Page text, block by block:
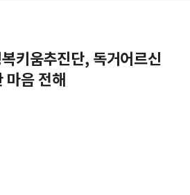
키움추진단, 독거어르신
마음 전해